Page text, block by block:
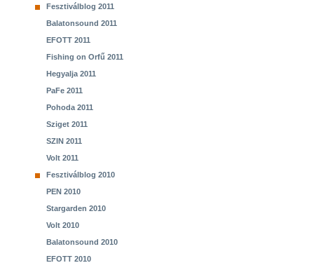
Fesztiválblog 2011
Balatonsound 2011
EFOTT 2011
Fishing on Orfű 2011
Hegyalja 2011
PaFe 2011
Pohoda 2011
Sziget 2011
SZIN 2011
Volt 2011
Fesztiválblog 2010
PEN 2010
Stargarden 2010
Volt 2010
Balatonsound 2010
EFOTT 2010